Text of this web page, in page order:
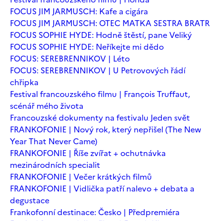
FOCUS JIM JARMUSCH: Kafe a cigára
FOCUS JIM JARMUSCH: OTEC MATKA SESTRA BRATR
FOCUS SOPHIE HYDE: Hodně štěstí, pane Veliký
FOCUS SOPHIE HYDE: Neříkejte mi dědo
FOCUS: SEREBRENNIKOV | Léto
FOCUS: SEREBRENNIKOV | U Petrovových řádí
chřipka
Festival francouzského filmu | François Truffaut,
scénář mého života
Francouzské dokumenty na festivalu Jeden svět
FRANKOFONIE | Nový rok, který nepřišel (The New
Year That Never Came)
FRANKOFONIE | Říše zvířat + ochutnávka
mezinárodních specialit
FRANKOFONIE | Večer krátkých filmů
FRANKOFONIE | Vidlička patří nalevo + debata a
degustace
Frankofonní destinace: Česko | Předpremiéra